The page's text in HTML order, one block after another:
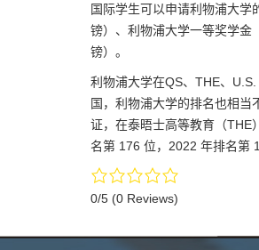
国际学生可以申请利物浦大
镑）、利物浦大学一等奖学金
镑）。
利物浦大学在QS、THE、
国，利物浦大学的排名也相
证，在泰晤士高等教育（THE
名第 176 位，2022 年排名第
0/5 (0 Reviews)